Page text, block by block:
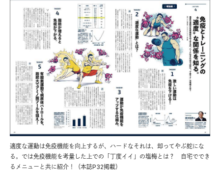
適度な運動は免疫機能を向上するが、ハードなそれは、却ってやぶ蛇にな
る。では免疫機能を考量した上での「丁度イイ」の塩梅とは？ 自宅ででき
るメニューと共に紹介！（本誌P32掲載）